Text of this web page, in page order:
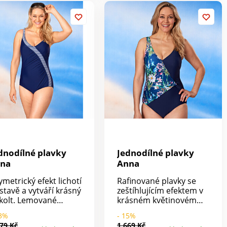
postavu.
plavky
efekt lichotí
a vytváří krásný
Lemované
pásem
Jednodílné plavky
Anna
Rafinované plavky se
zeštíhlujícím efektem v
krásném květinovém
střih dělá dokonalou
- 15%